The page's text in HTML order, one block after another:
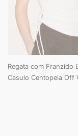
Regata com Franzido
Casulo Centopeia Off